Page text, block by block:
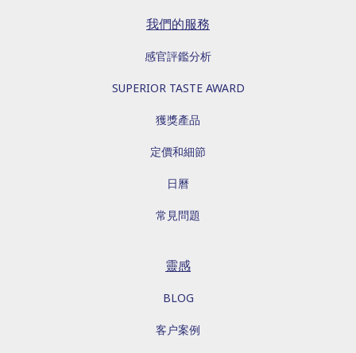
我們的服務
感官評鑑分析
SUPERIOR TASTE AWARD
獲獎產品
定價和細節
日曆
常見問題
靈感
BLOG
客户案例